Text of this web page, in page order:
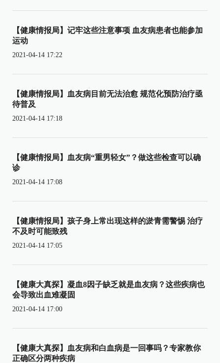
【健康情报局】记牢这些注意事项 血友病患者也能参加
运动
2021-04-14 17:22
【健康情报局】血友病目前无法治愈 规范化预防治疗亟
待普及
2021-04-14 17:18
【健康情报局】血友病“重男轻女”？做这些检查可以确
诊
2021-04-14 17:08
【健康情报局】孩子身上常出现这样的淤青需警惕 治疗
不及时可能致残
2021-04-14 17:05
【健康大真探】凝血8因子缺乏就是血友病？这些疾病也
会导致出血难凝固
2021-04-14 17:00
【健康大真探】血友病和白血病是一回事吗？专家教你
正确区分两种疾病